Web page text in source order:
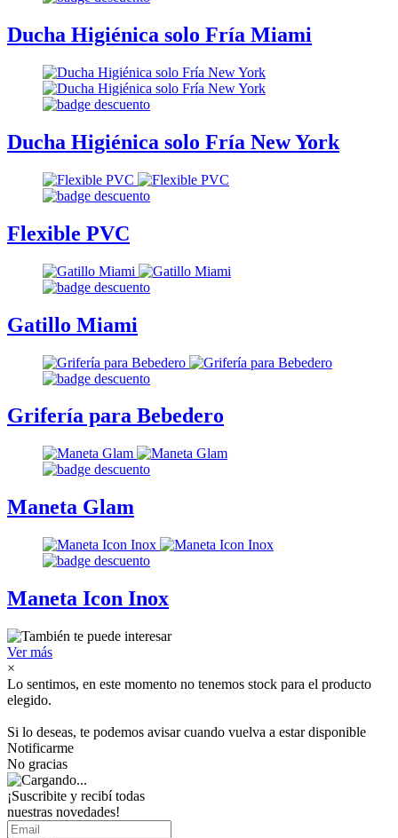
Ducha Higiénica solo Fría Miami
Ducha Higiénica solo Fría New York
Flexible PVC
Gatillo Miami
Grifería para Bebedero
Maneta Glam
Maneta Icon Inox
Ver más
×
Lo sentimos, en este momento no tenemos stock para el producto
elegido.
Si lo deseas, te podemos avisar cuando vuelva a estar disponible
Notificarme
No gracias
¡Suscribite y recibí todas
nuestras novedades!